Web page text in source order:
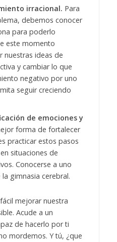
irracional. Para
debemos conocer
para poderlo
este momento
nuestras ideas de
y cambiar lo que
negativo por uno
seguir creciendo
de emociones y
forma de fortalecer
practicar estos pasos
situaciones de
Conocerse a uno
gimnasia cerebral.
mejorar nuestra
Acude a un
de hacerlo por ti
mordemos. Y tú, ¿que